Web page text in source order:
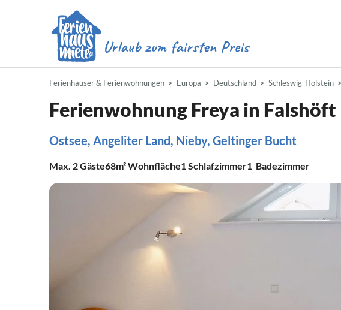
Ferienhäuser & Ferienwohnungen Europa Deutschland Schleswig-Holstein
Ferienwohnung Freya in Falshöft
Ostsee, Angeliter Land, Nieby, Geltinger Bucht
Max. 2Gäste68m²Wohnfläche1Schlafzimmer1 Badezimmer